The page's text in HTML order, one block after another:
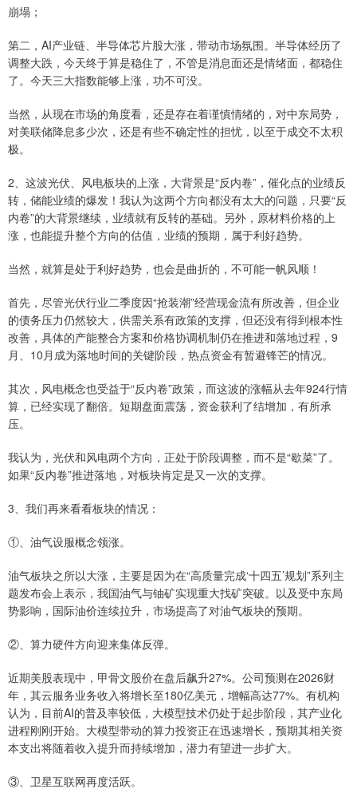
崩塌；
第二，AI产业链、半导体芯片股大涨，带动市场氛围。半导体经历了
调整大跌，今天终于算是稳住了，不管是消息面还是情绪面，都稳住
了。今天三大指数能够上涨，功不可没。
当然，从现在市场的角度看，还是存在着谨慎情绪的，对中东局势，
对美联储降息多少次，还是有些不确定性的担忧，以至于成交不太积
极。
2、这波光伏、风电板块的上涨，大背景是“反内卷”，催化点的业绩反
转，储能业绩的爆发！我认为这两个方向都没有太大的问题，只要“反
内卷”的大背景继续，业绩就有反转的基础。另外，原材料价格的上
涨，也能提升整个方向的估值，业绩的预期，属于利好趋势。
当然，就算是处于利好趋势，也会是曲折的，不可能一帆风顺！
首先，尽管光伏行业二季度因“抢装潮”经营现金流有所改善，但企业
的债务压力仍然较大，供需关系有政策的支撑，但还没有得到根本性
改善，具体的产能整合方案和价格协调机制仍在推进和落地过程，9
月、10月成为落地时间的关键阶段，热点资金有暂避锋芒的情况。
其次，风电概念也受益于“反内卷”政策，而这波的涨幅从去年924行情
算，已经实现了翻倍。短期盘面震荡，资金获利了结增加，有所承
压。
我认为，光伏和风电两个方向，正处于阶段调整，而不是“歇菜”了。
如果“反内卷”推进落地，对板块肯定是又一次的支撑。
3、我们再来看看板块的情况：
①、油气设服概念领涨。
油气板块之所以大涨，主要是因为在“高质量完成‘十四五’规划”系列主
题发布会上表示，我国油气与铀矿实现重大找矿突破。以及受中东局
势影响，国际油价连续拉升，市场提高了对油气板块的预期。
②、算力硬件方向迎来集体反弹。
近期美股表现中，甲骨文股价在盘后飙升27%。公司预测在2026财
年，其云服务业务收入将增长至180亿美元，增幅高达77%。有机构
认为，目前AI的普及率较低，大模型技术仍处于起步阶段，其产业化
进程刚刚开始。大模型带动的算力投资正在迅速增长，预期其相关资
本支出将随着收入提升而持续增加，潜力有望进一步扩大。
③、卫星互联网再度活跃。